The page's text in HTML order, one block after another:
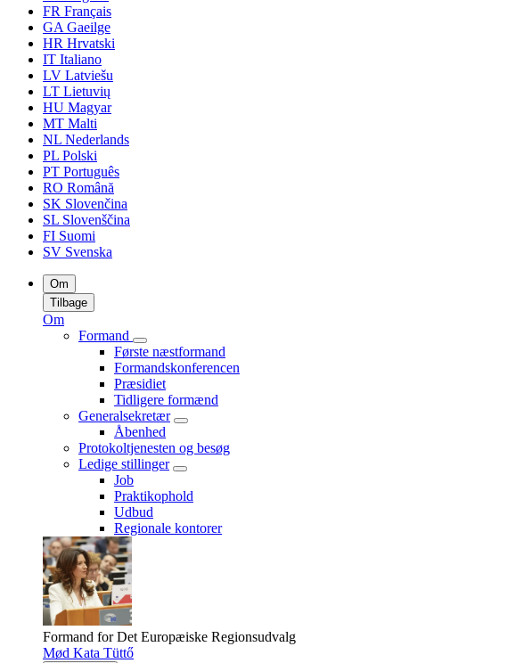
FR Français
GAGaeilge
HR Hrvatski
IT Italiano
LV Latviešu
LT Lietuvių
HU Magyar
MT Malti
NL Nederlands
PL Polski
PT Português
RO Română
SK Slovenčina
SL Slovenščina
FI Suomi
SV Svenska
Om
Tilbage
Om
Formand
Første næstformand
Formandskonferencen
Præsidiet
Tidligere formænd
Generalsekretær
Åbenhed
Protokoltjenesten og besøg
Ledige stillinger
Job
Praktikophold
Udbud
Regionale kontorer
Formand for Det Europæiske Regionsudvalg
Mød Kata Tüttő